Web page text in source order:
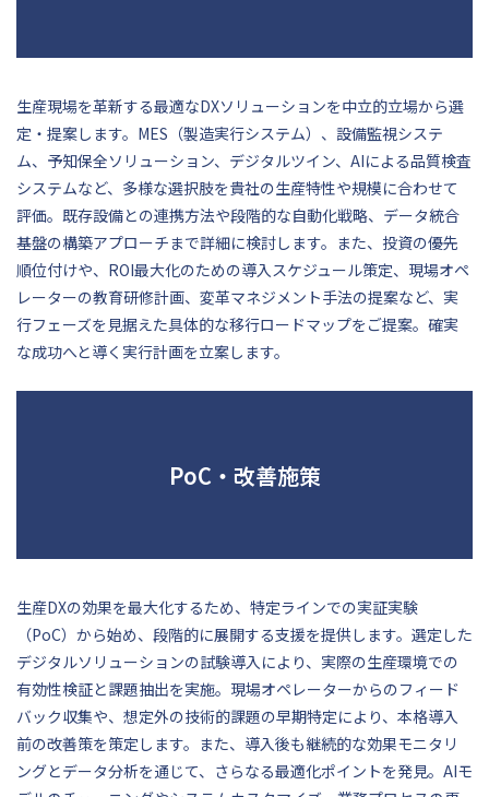
生産現場を革新する最適なDXソリューションを中立的立場から選
定・提案します。MES（製造実行システム）、設備監視システ
ム、予知保全ソリューション、デジタルツイン、AIによる品質検査
システムなど、多様な選択肢を貴社の生産特性や規模に合わせて
評価。既存設備との連携方法や段階的な自動化戦略、データ統合
基盤の構築アプローチまで詳細に検討します。また、投資の優先
順位付けや、ROI最大化のための導入スケジュール策定、現場オペ
レーターの教育研修計画、変革マネジメント手法の提案など、実
行フェーズを見据えた具体的な移行ロードマップをご提案。確実
な成功へと導く実行計画を立案します。
PoC・改善施策
生産DXの効果を最大化するため、特定ラインでの実証実験
（PoC）から始め、段階的に展開する支援を提供します。選定した
デジタルソリューションの試験導入により、実際の生産環境での
有効性検証と課題抽出を実施。現場オペレーターからのフィード
バック収集や、想定外の技術的課題の早期特定により、本格導入
前の改善策を策定します。また、導入後も継続的な効果モニタリ
ングとデータ分析を通じて、さらなる最適化ポイントを発見。AIモ